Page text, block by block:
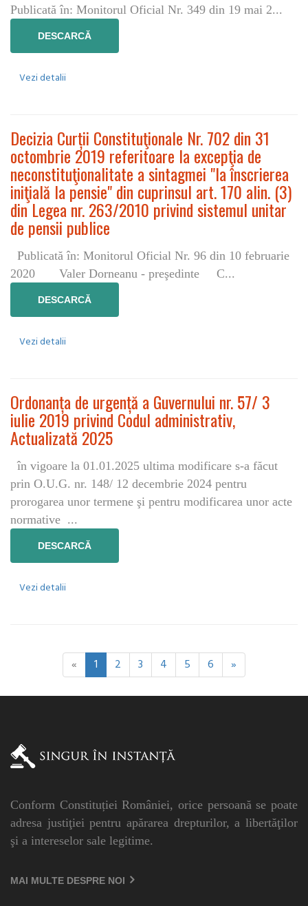
Publicată în: Monitorul Oficial Nr. 349 din 19 mai 2...
DESCARCĂ
Vezi detalii
Decizia Curții Constituţionale Nr. 702 din 31
octombrie 2019 referitoare la excepţia de
neconstituţionalitate a sintagmei "la înscrierea
iniţială la pensie" din cuprinsul art. 170 alin. (3)
din Legea nr. 263/2010 privind sistemul unitar
de pensii publice
Publicată în: Monitorul Oficial Nr. 96 din 10 februarie
2020 Valer Dorneanu - preşedinte C...
DESCARCĂ
Vezi detalii
Ordonanța de urgență a Guvernului nr. 57/ 3
iulie 2019 privind Codul administrativ,
Actualizată 2025
în vigoare la 01.01.2025 ultima modificare s-a făcut
prin O.U.G. nr. 148/ 12 decembrie 2024 pentru
prorogarea unor termene şi pentru modificarea unor acte
normative ...
DESCARCĂ
Vezi detalii
« 1 2 3 4 5 6 »
Conform Constituției României, orice persoană se poate
adresa justiţiei pentru apărarea drepturilor, a libertăţilor
şi a intereselor sale legitime.
MAI MULTE DESPRE NOI